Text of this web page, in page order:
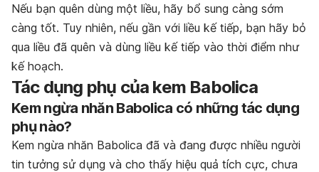
Nếu bạn quên dùng một liều, hãy bổ sung càng sớm
càng tốt. Tuy nhiên, nếu gần với liều kế tiếp, bạn hãy bỏ
qua liều đã quên và dùng liều kế tiếp vào thời điểm như
kế hoạch.
Tác dụng phụ của kem Babolica
Kem ngừa nhăn Babolica có những tác dụng
phụ nào?
Kem ngừa nhăn Babolica đã và đang được nhiều người
tin tưởng sử dụng và cho thấy hiệu quả tích cực, chưa